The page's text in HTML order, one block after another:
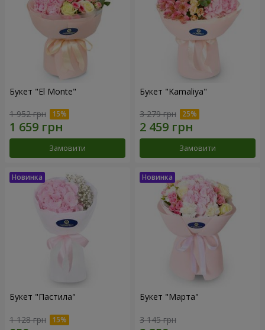
Букет "El Monte"
1 952 грн
Замовити
Букет "Kamaliya"
3 279 грн
Замовити
Букет "Пастила"
1 128 грн
Букет "Марта"
3 145 грн